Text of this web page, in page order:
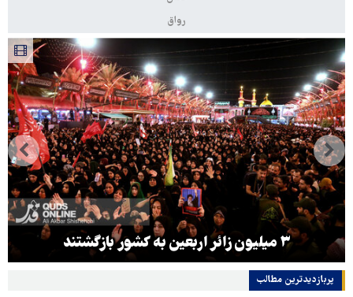
رواق
۳ میلیون زائر اربعین به کشور بازگشتند
پربازدیدترین‌ مطالب